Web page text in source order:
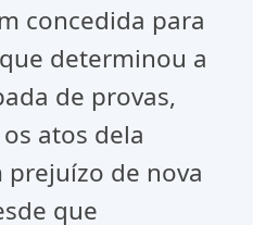
concedida para
determinou a
de provas,
atos dela
de nova
que